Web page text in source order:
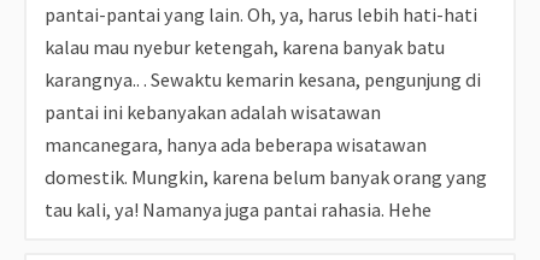
pantai-pantai yang lain. Oh, ya, harus lebih hati-hati
kalau mau nyebur ketengah, karena banyak batu
karangnya.. . Sewaktu kemarin kesana, pengunjung di
pantai ini kebanyakan adalah wisatawan
mancanegara, hanya ada beberapa wisatawan
domestik. Mungkin, karena belum banyak orang yang
tau kali, ya! Namanya juga pantai rahasia. Hehe